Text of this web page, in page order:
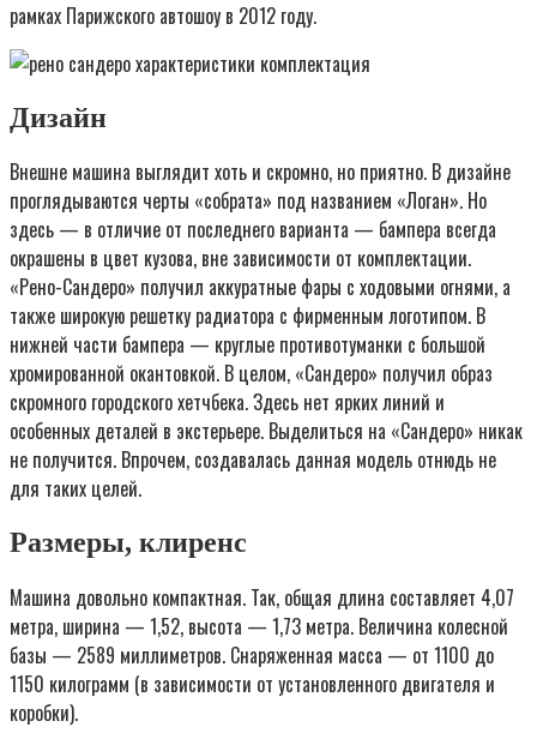
рамках Парижского автошоу в 2012 году.
Дизайн
Внешне машина выглядит хоть и скромно, но приятно. В дизайне
проглядываются черты «собрата» под названием «Логан». Но
здесь — в отличие от последнего варианта — бампера всегда
окрашены в цвет кузова, вне зависимости от комплектации.
«Рено-Сандеро» получил аккуратные фары с ходовыми огнями, а
также широкую решетку радиатора с фирменным логотипом. В
нижней части бампера — круглые противотуманки с большой
хромированной окантовкой. В целом, «Сандеро» получил образ
скромного городского хетчбека. Здесь нет ярких линий и
особенных деталей в экстерьере. Выделиться на «Сандеро» никак
не получится. Впрочем, создавалась данная модель отнюдь не
для таких целей.
Размеры, клиренс
Машина довольно компактная. Так, общая длина составляет 4,07
метра, ширина — 1,52, высота — 1,73 метра. Величина колесной
базы — 2589 миллиметров. Снаряженная масса — от 1100 до
1150 килограмм (в зависимости от установленного двигателя и
коробки).